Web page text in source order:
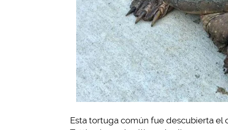
Esta tortuga común fue descubierta el